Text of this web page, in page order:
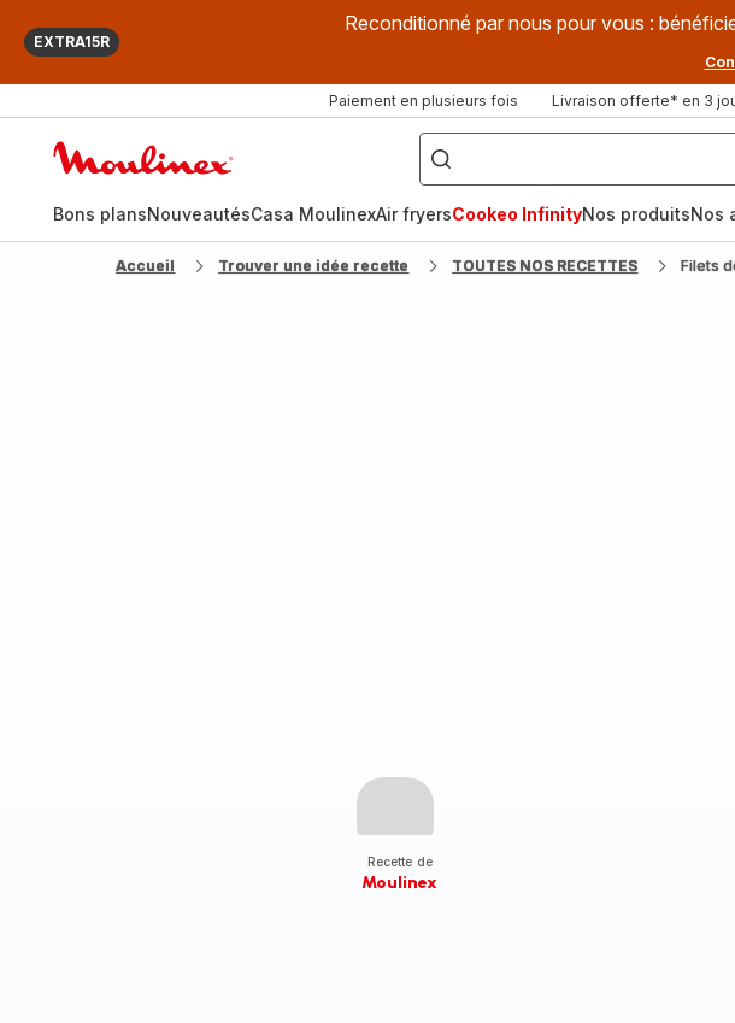
EXTRA15R
Reconditionné par nous pour vous :
Paiement en plusieurs fois Livraison offerte* en 3
["Que
recherchez-
vous
?",
fryer",
"Companion"]
Bons plansNouveautésCasa MoulinexAir fryersCookeo InfinityNos produitsNos
Accueil Trouver une idée recette TOUTES NOS RECETTES Filets
Recette de
Moulinex